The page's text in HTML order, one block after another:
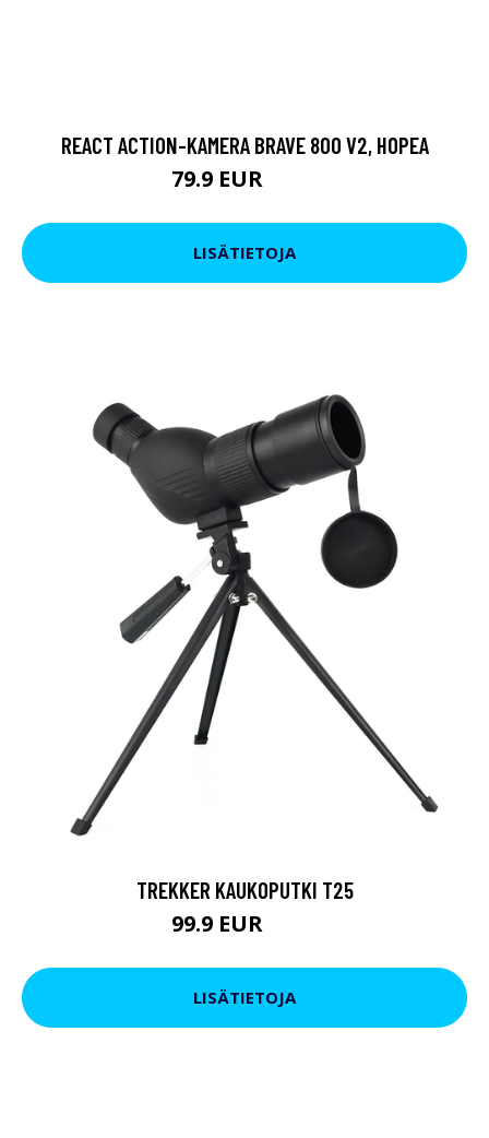
REACT ACTION-KAMERA BRAVE 800 V2, HOPEA
79.9 EUR
LISÄTIETOJA
TREKKER KAUKOPUTKI T25
99.9 EUR
LISÄTIETOJA